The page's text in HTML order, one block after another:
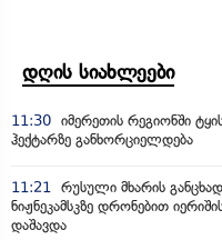
დღის სიახლეები
11:30 იმერეთის რეგიონში
ჰექტარზე განხორციელდება
11:21
რუსული მხარის
ნიჟნეკამსკზე დრონებით
დაშავდა